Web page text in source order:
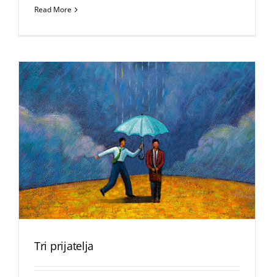
Read More
Tri prijatelja